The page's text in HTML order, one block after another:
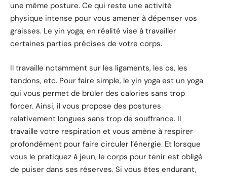
une même posture. Ce qui reste une activité
physique intense pour vous amener à dépenser vos
graisses. Le yin yoga, en réalité vise à travailler
certaines parties précises de votre corps.
Il travaille notamment sur les ligaments, les os, les
tendons, etc. Pour faire simple, le yin yoga est un yoga
qui vous permet de brûler des calories sans trop
forcer. Ainsi, il vous propose des postures
relativement longues sans trop de souffrance. Il
travaille votre respiration et vous amène à respirer
profondément pour faire circuler l’énergie. Et lorsque
vous le pratiquez à jeun, le corps pour tenir est obligé
de puiser dans ses réserves. Si vous êtes endurant,